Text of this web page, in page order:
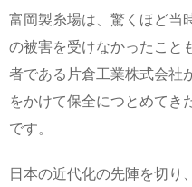
富岡製糸場は、驚くほど当
の被害を受けなかったこと
者である片倉工業株式会社
をかけて保全につとめてき
です。
日本の近代化の先陣を切り